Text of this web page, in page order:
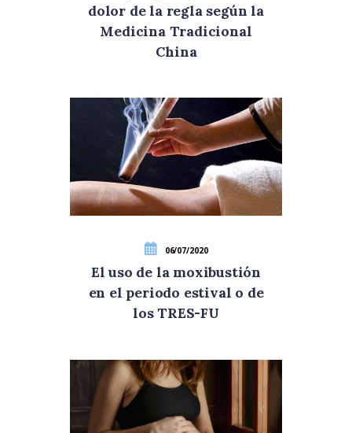
dolor de la regla según la
Medicina Tradicional
China
06/07/2020
El uso de la moxibustión
en el periodo estival o de
los TRES-FU